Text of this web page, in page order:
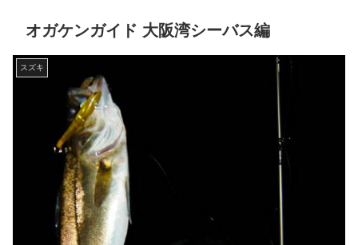
オガケンガイド 大阪湾シーバス編
スズキ